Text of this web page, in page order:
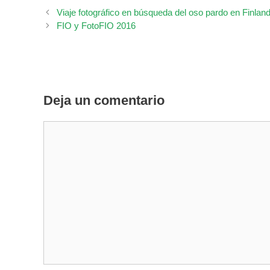
Viaje fotográfico en búsqueda del oso pardo en
FIO y FotoFIO 2016
Deja un comentario